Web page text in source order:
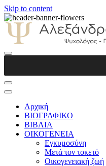
Skip to content
Παιδοψυχολόγος
Αρχική
ΒΙΟΓΡΑΦΙΚΟ
ΒΙΒΛΙΑ
ΟΙΚΟΓΕΝΕΙΑ
Εγκυμοσύνη
Μετά τον τοκετό
Οικογενειακή ζωή